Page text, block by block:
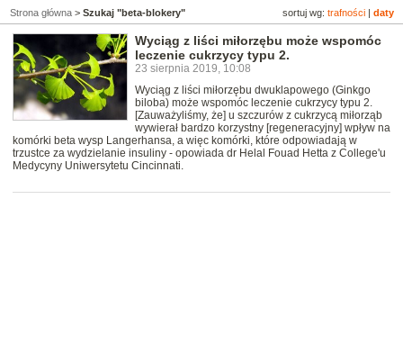
sortuj wg: trafności daty
Strona główna > Szukaj "beta-blokery"
Wyciąg z liści miłorzębu może wspomóc
leczenie cukrzycy typu 2.
23 sierpnia 2019, 10:08
Wyciąg z liści miłorzębu dwuklapowego (Ginkgo
biloba) może wspomóc leczenie cukrzycy typu 2.
[Zauważyliśmy, że] u szczurów z cukrzycą miłorząb
wywierał bardzo korzystny [regeneracyjny] wpływ na
komórki beta wysp Langerhansa, a więc komórki, które odpowiadają w
trzustce za wydzielanie insuliny - opowiada dr Helal Fouad Hetta z College'u
Medycyny Uniwersytetu Cincinnati.